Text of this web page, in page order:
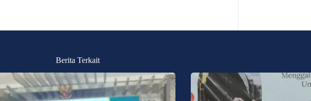
Berita Terkait